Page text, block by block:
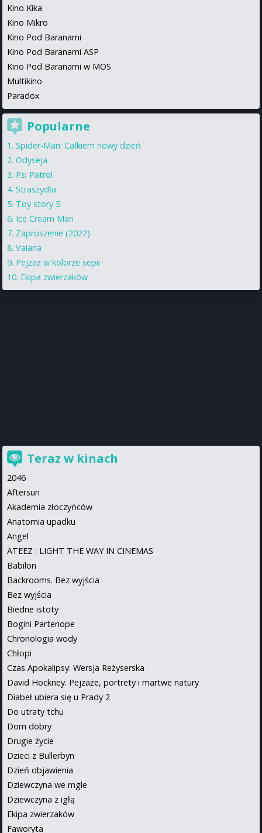
Kino Kika
Kino Mikro
Kino Pod Baranami
Kino Pod Baranami ASP
Kino Pod Baranami w MOS
Multikino
Paradox
Popularne
Spider-Man: Całkiem nowy dzień
Odyseja
Psi Patrol
Straszydła
Toy story 5
Ice Cream Man
Zaproszenie (2022)
Vaiana
Pejzaż w kolorze sepii
Ekipa zwierzaków
Teraz w kinach
2046
Aftersun
Akademia złoczyńców
Anatomia upadku
Angel
ATEEZ : LIGHT THE WAY IN CINEMAS
Babilon
Backrooms. Bez wyjścia
Bez wyjścia
Biedne istoty
Bogini Partenope
Chronologia wody
Chłopi
Czas Apokalipsy: Wersja Reżyserska
David Hockney. Pejzaże, portrety i martwe natury
Diabeł ubiera się u Prady 2
Do utraty tchu
Dom dobry
Drugie życie
Dzieci z Bullerbyn
Dzień objawienia
Dziewczyna we mgle
Dziewczyna z igłą
Ekipa zwierzaków
Faworyta